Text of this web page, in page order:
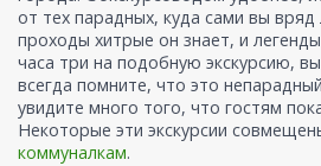
от тех парадных, куда сами вы
проходы хитрые он знает, и
часа три на подобную экскурсию,
всегда помните, что это
увидите много того, что гостям
Некоторые эти экскурсии
коммуналкам.